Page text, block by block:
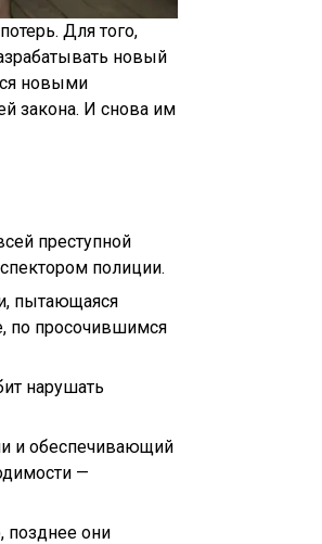
Для того,
новый
новыми
закона. И снова им
преступной
полиции.
пытающаяся
по просочившимся
нарушать
и обеспечивающий
—
позднее они